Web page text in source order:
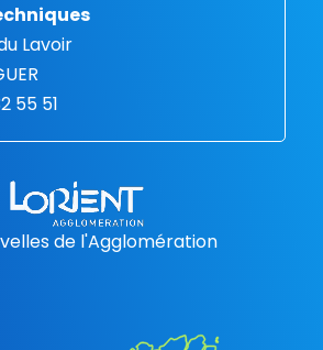
Lavoir
55 51
de l'Agglomération